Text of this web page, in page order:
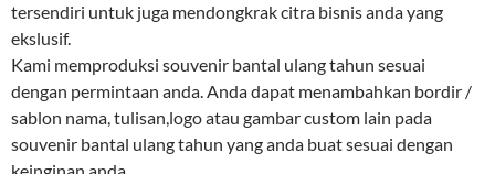
tersendiri untuk juga mendongkrak citra bisnis anda yang
ekslusif.
Kami memproduksi souvenir bantal ulang tahun sesuai
dengan permintaan anda. Anda dapat menambahkan bordir /
sablon nama, tulisan,logo atau gambar custom lain pada
souvenir bantal ulang tahun yang anda buat sesuai dengan